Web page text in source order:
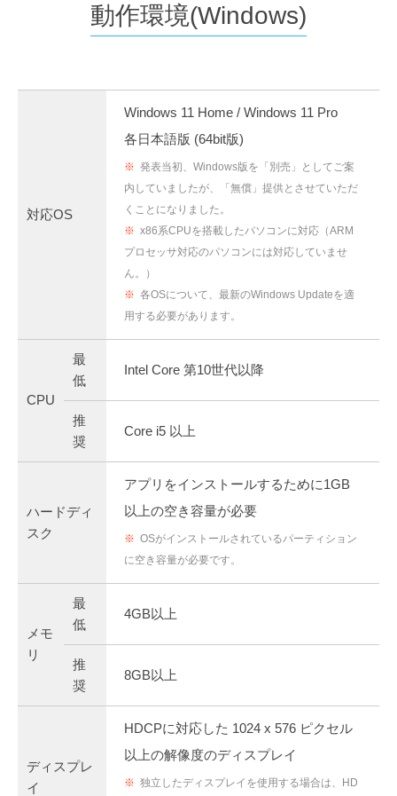
動作環境(Windows)
対応OS
Windows 11 Home / Windows 11 Pro
各日本語版 (64bit版)
※ 発表当初、Windows版を「別売」としてご案
内していましたが、「無償」提供とさせていただ
くことになりました。
※ x86系CPUを搭載したパソコンに対応（ARM
プロセッサ対応のパソコンには対応していませ
ん。）
※ 各OSについて、最新のWindows Updateを適
用する必要があります。
CPU
最
低
Intel Core 第10世代以降
推
奨
Core i5 以上
ハードディ
スク
アプリをインストールするために1GB
以上の空き容量が必要
※ OSがインストールされているパーティション
に空き容量が必要です。
メモ
リ
最
低
4GB以上
推
奨
8GB以上
ディスプレ
イ
HDCPに対応した 1024 x 576 ピクセル
以上の解像度のディスプレイ
※ 独立したディスプレイを使用する場合は、HD